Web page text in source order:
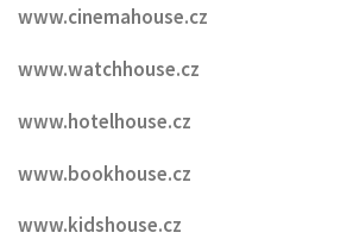
www.cinemahouse.cz
www.watchhouse.cz
www.hotelhouse.cz
www.bookhouse.cz
www.kidshouse.cz